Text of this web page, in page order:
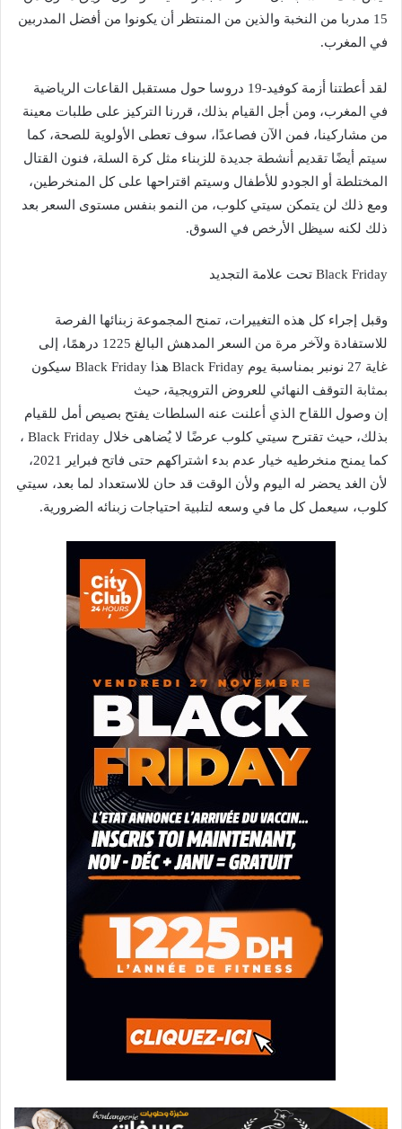
15 مدربا من النخبة والذين من المنتظر أن يكونوا من أفضل المدربين
في المغرب.
لقد أعطتنا أزمة كوفيد-19 دروسا حول مستقبل القاعات الرياضية
في المغرب، ومن أجل القيام بذلك، قررنا التركيز على طلبات معينة
من مشاركينا، فمن الآن فصاعدًا، سوف تعطى الأولوية للصحة، كما
سيتم أيضًا تقديم أنشطة جديدة للزبناء مثل كرة السلة، فنون القتال
المختلطة أو الجودو للأطفال وسيتم اقتراحها على كل المنخرطين،
ومع ذلك لن يتمكن سيتي كلوب، من النمو بنفس مستوى السعر بعد
ذلك لكنه سيظل الأرخص في السوق.
Black Friday تحت علامة التجديد
وقبل إجراء كل هذه التغييرات، تمنح المجموعة زبنائها الفرصة
للاستفادة ولآخر مرة من السعر المدهش البالغ 1225 درهمًا، إلى
غاية 27 نونبر بمناسبة يوم Black Friday هذا Black Friday سيكون
بمثابة التوقف النهائي للعروض الترويجية، حيث
إن وصول اللقاح الذي أعلنت عنه السلطات يفتح بصيص أمل للقيام
بذلك، حيث تقترح سيتي كلوب عرضًا لا يُضاهى خلال Black Friday ،
كما يمنح منخرطيه خيار عدم بدء اشتراكهم حتى فاتح فبراير 2021،
لأن الغد يحضر له اليوم ولأن الوقت قد حان للاستعداد لما بعد، سيتي
كلوب، سيعمل كل ما في وسعه لتلبية احتياجات زبنائه الضرورية.